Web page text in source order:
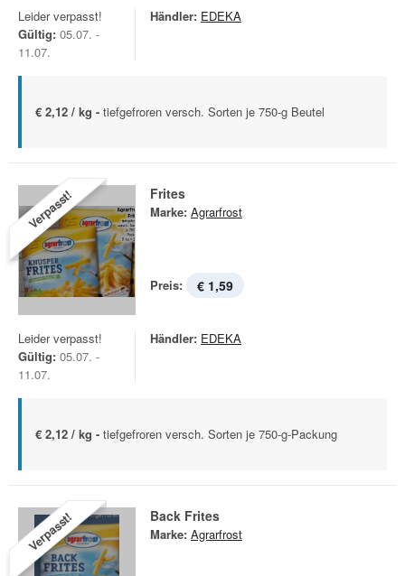
Leider verpasst!
Gültig: 05.07. -
11.07.
Händler: EDEKA
€ 2,12 / kg - tiefgefroren versch. Sorten je 750-g Beutel
Verpasst! Frites
Marke: Agrarfrost
Preis: € 1,59
Leider verpasst!
Gültig: 05.07. -
11.07.
Händler: EDEKA
€ 2,12 / kg - tiefgefroren versch. Sorten je 750-g-Packung
Verpasst! Back Frites
Marke: Agrarfrost